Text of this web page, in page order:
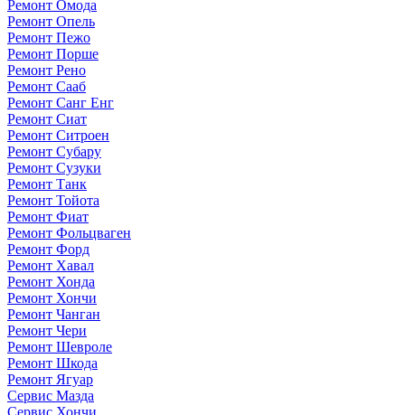
Ремонт Омода
Ремонт Опель
Ремонт Пежо
Ремонт Порше
Ремонт Рено
Ремонт Сааб
Ремонт Санг Енг
Ремонт Сиат
Ремонт Ситроен
Ремонт Субару
Ремонт Сузуки
Ремонт Танк
Ремонт Тойота
Ремонт Фиат
Ремонт Фольцваген
Ремонт Форд
Ремонт Хавал
Ремонт Хонда
Ремонт Хончи
Ремонт Чанган
Ремонт Чери
Ремонт Шевроле
Ремонт Шкода
Ремонт Ягуар
Сервис Мазда
Сервис Хончи